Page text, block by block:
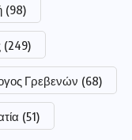
(98)
(249)
Γρεβενών (68)
(51)